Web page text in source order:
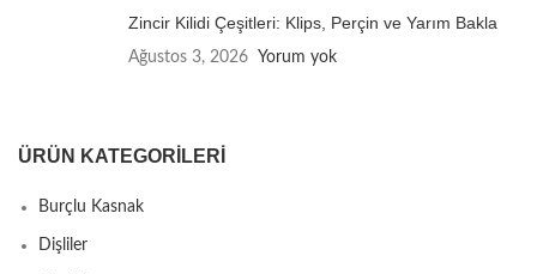
Zincir Kilidi Çeşitleri: Klips, Perçin ve Yarım Bakla
Ağustos 3, 2026 Yorum yok
ÜRÜN KATEGORILERI
Burçlu Kasnak
Dişliler